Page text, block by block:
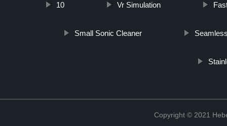
10 Vr Simulation
Small Sonic Cleaner
Copyright © 2021